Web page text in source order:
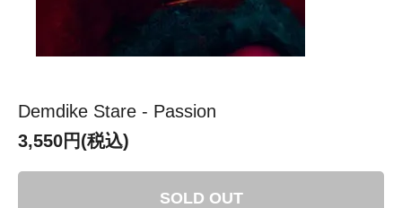
Demdike Stare - Passion
3,550円(税込)
SOLD OUT